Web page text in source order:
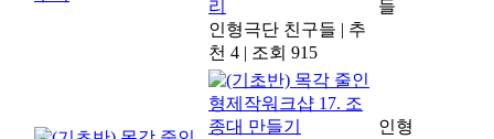
리
인형극단 친구들 | 추
천 4 | 조회 915
들
인형